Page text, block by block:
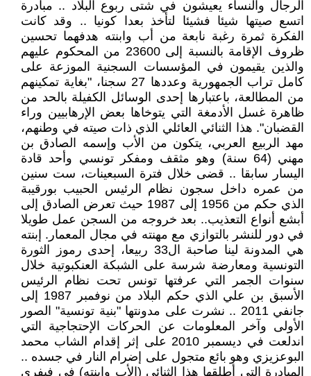
الرجال والنساء يعيشون في شتى ربوع البلاد .. مبادرة
اتسع صيتها شيئا فشيئا لتأخذ بعدا كونيا .. وقد كانت
الفكرة ثمرة رغبة نابعة من أب وابنته هدفهما تحسين
ظروف الإقامة بالنسبة إلى 23600 من المحكوم عليهم
والذين يقيمون في المؤسسات السجنية الموزعة على
كامل تراب الجمهورية وعددها 27 سجنا، "بغاية تمكينهم
من المطالعة، باعتبارها إحدى الوسائل الكفيلة بالحد من
ظاهرة غسل الأدمغة التي يتوخاها بعض الإرهابيين وراء
القضبان". هذا الثنائي العائلي الذي ذات صيته في وطنهم،
مهد الربيع العربي، يتكون من الأب وإسمه الصادق بن
مهني (64 سنة) وهو مثقف ومفكر تونسي وأحد قادة
اليسار سابقا .. قضى خلال فترة السبعينات، ست سنين
من عمره داخل سجون نظام الرئيس الحبيب بورقيبة
الذي حكم من 1956 إلى 1987 حيث تعرض الصادق إلى
أبشع أنواع التعذيب.. بعد خروجه من السجن عمل طويلا
في دور للنشر بالتوازي مع مهنته في مجال المعمار. إبنته
هي المدونة لينا صاحبة ال33 ربيعا، إحدى رموز الثورة
التونسية ومعارضة شرسة على الشبكة العنكبوتية خلال
سنوات الجمر التي عرفتها تونس تحت نظام الرئيس
الأسبق بن علي الذي حكم البلاد من نوفمبر 1987 إلى
جانفي 2011 .. نشرت على مدونتها "بنية تونسية" الصور
الأولى وآخر المعلومات عن الحركات الإحتجاجية التي
اندلعت في ديسمبر 2010 على إثر إقدام الشاب محمد
البوعزيزي وهو بائع متجول على إضرام النار في جسده ..
المبادرة التي أطلقها هذا الثنائي (الأب وابنته) في فيفري